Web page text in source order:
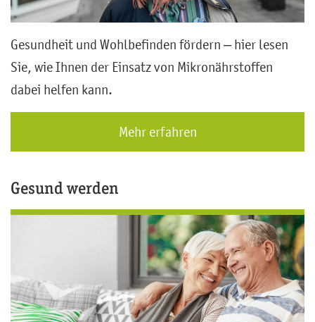
Gesundheit und Wohlbefinden fördern – hier lesen
Sie, wie Ihnen der Einsatz von Mikronährstoffen
dabei helfen kann.
Mehr erfahren
Gesund werden